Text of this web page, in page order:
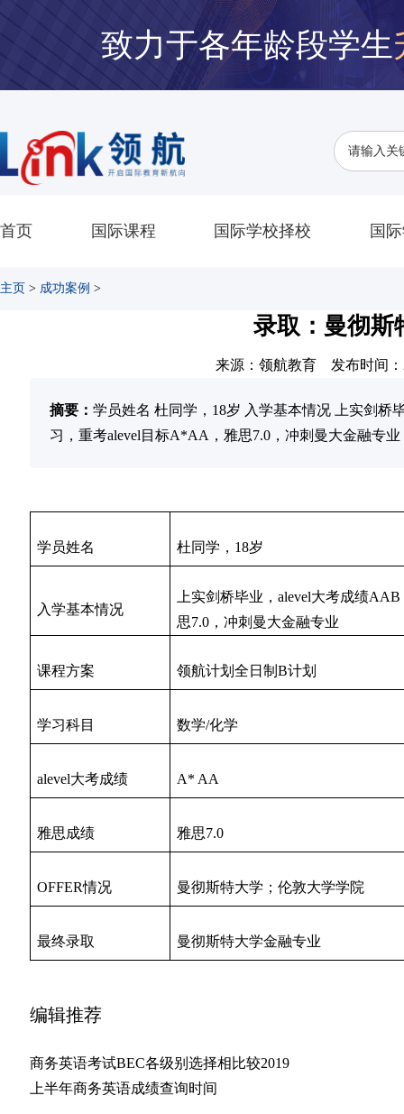
致力于各年龄段学生
首页 国际课程 国际学校择校 国
主页 > 成功案例 >
录取：曼彻斯
来源：领航教育 发布时间：
摘要： 学员姓名 杜同学，18岁 入学基本情况 上实剑桥
习，重考alevel目标A*AA，雅思7.0，冲刺曼大金融专
学员姓名 杜同学，18岁
入学基本情况
上实剑桥毕业，alevel大考成绩
思7.0，冲刺曼大金融专业
课程方案 领航计划全日制B计划
学习科目 数学/化学
alevel大考成绩 A* AA
雅思成绩 雅思7.0
OFFER情况 曼彻斯特大学；伦敦大学学院
最终录取 曼彻斯特大学金融专业
编辑推荐
商务英语考试BEC各级别选择相比较2019
上半年商务英语成绩查询时间